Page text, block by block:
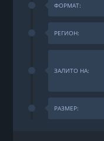
ФОРМАТ:
РЕГИОН:
ЗАЛИТО НА:
РАЗМЕР: